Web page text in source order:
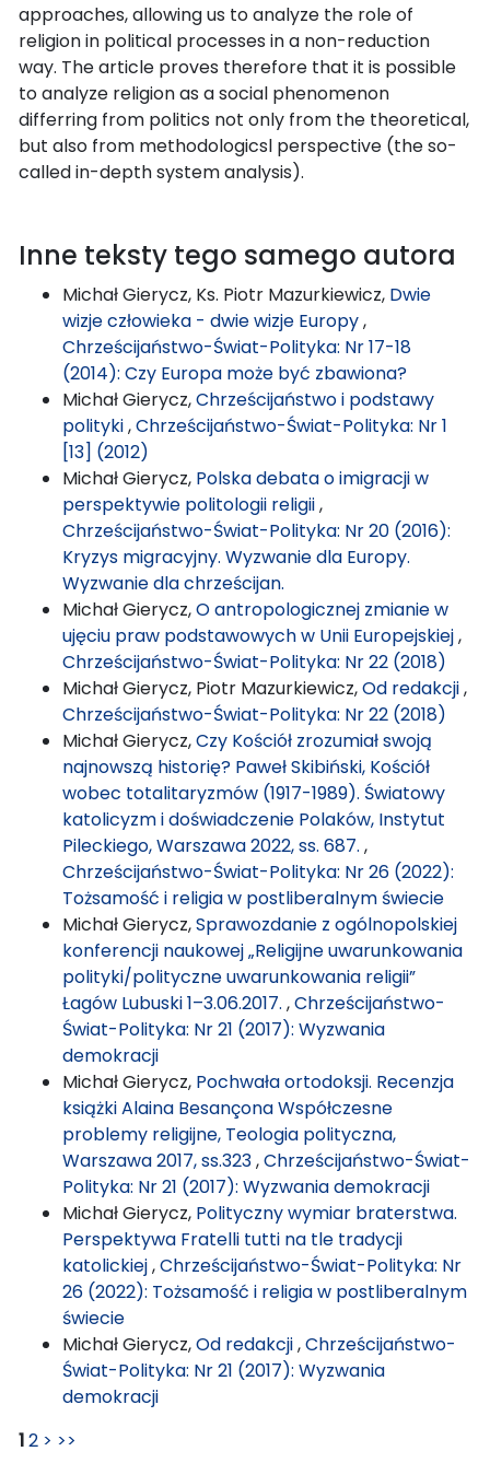
approaches, allowing us to analyze the role of
religion in political processes in a non-reduction
way. The article proves therefore that it is possible
to analyze religion as a social phenomenon
differring from politics not only from the theoretical,
but also from methodologicsl perspective (the so-
called in-depth system analysis).
Inne teksty tego samego autora
Michał Gierycz, Ks. Piotr Mazurkiewicz, Dwie
wizje człowieka - dwie wizje Europy,
Chrześcijaństwo-Świat-Polityka: Nr 17-18
(2014): Czy Europa może być zbawiona?
Michał Gierycz,Chrześcijaństwo i podstawy
polityki,Chrześcijaństwo-Świat-Polityka: Nr 1
[13] (2012)
Michał Gierycz, Polska debata o imigracji w
perspektywie politologii religii,
Chrześcijaństwo-Świat-Polityka: Nr 20 (2016):
Kryzys migracyjny. Wyzwanie dla Europy.
Wyzwanie dla chrześcijan.
Michał Gierycz,O antropologicznej zmianie w
ujęciu praw podstawowych w Unii Europejskiej,
Chrześcijaństwo-Świat-Polityka: Nr 22 (2018)
Michał Gierycz, Piotr Mazurkiewicz,Od redakcji,
Chrześcijaństwo-Świat-Polityka: Nr 22 (2018)
Michał Gierycz,Czy Kościół zrozumiał swoją
najnowszą historię? Paweł Skibiński, Kościół
wobec totalitaryzmów (1917-1989). Światowy
katolicyzm i doświadczenie Polaków, Instytut
Pileckiego, Warszawa 2022, ss. 687. ,
Chrześcijaństwo-Świat-Polityka: Nr 26 (2022):
Tożsamość i religia w postliberalnym świecie
Michał Gierycz,Sprawozdanie z ogólnopolskiej
konferencji naukowej „Religijne uwarunkowania
polityki/polityczne uwarunkowania religii”
Łagów Lubuski 1–3.06.2017. ,Chrześcijaństwo-
Świat-Polityka: Nr 21 (2017): Wyzwania
demokracji
Michał Gierycz, Pochwała ortodoksji. Recenzja
książki Alaina Besançona Współczesne
problemy religijne, Teologia polityczna,
Warszawa 2017, ss.323,Chrześcijaństwo-Świat-
Polityka: Nr 21 (2017): Wyzwania demokracji
Michał Gierycz, Polityczny wymiar braterstwa.
Perspektywa Fratelli tutti na tle tradycji
katolickiej,Chrześcijaństwo-Świat-Polityka: Nr
26 (2022): Tożsamość i religia w postliberalnym
świecie
Michał Gierycz,Od redakcji,Chrześcijaństwo-
Świat-Polityka: Nr 21 (2017): Wyzwania
demokracji
12 > >>